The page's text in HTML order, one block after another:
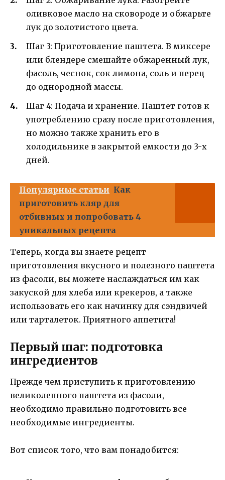
оливковое масло на сковороде и обжарьте
лук до золотистого цвета.
Шаг 3: Приготовление паштета. В миксере
или блендере смешайте обжаренный лук,
фасоль, чеснок, сок лимона, соль и перец
до однородной массы.
Шаг 4: Подача и хранение. Паштет готов к
употреблению сразу после приготовления,
но можно также хранить его в
холодильнике в закрытой емкости до 3-х
дней.
Популярные статьи Как
приготовить кляр для
отбивных и попробовать 4
уникальных рецепта
Теперь, когда вы знаете рецепт
приготовления вкусного и полезного паштета
из фасоли, вы можете наслаждаться им как
закуской для хлеба или крекеров, а также
использовать его как начинку для сэндвичей
или тарталеток. Приятного аппетита!
Первый шаг: подготовка
ингредиентов
Прежде чем приступить к приготовлению
великолепного паштета из фасоли,
необходимо правильно подготовить все
необходимые ингредиенты.
Вот список того, что вам понадобится: